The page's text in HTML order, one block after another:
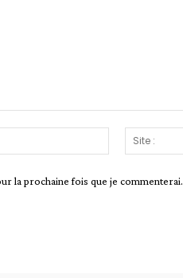
:*
la prochaine fois que je commenterai.